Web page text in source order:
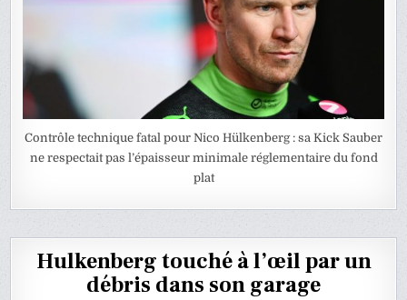
Contrôle technique fatal pour Nico Hülkenberg : sa Kick Sauber
ne respectait pas l’épaisseur minimale réglementaire du fond
plat
Hulkenberg touché à l’œil par un
débris dans son garage